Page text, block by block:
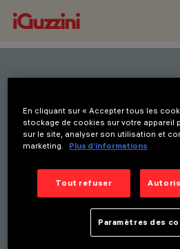
Restez
dernières
Abonnez-vous à
newsletter
informé(e) de
nouveaux
et initiatives.
En cliquant sur « Accepter tous les
stockage de cookies sur votre appareil
sur le site, analyser son utilisation et
marketing.
Plus d’informations
Tout refuser
Paramètres des